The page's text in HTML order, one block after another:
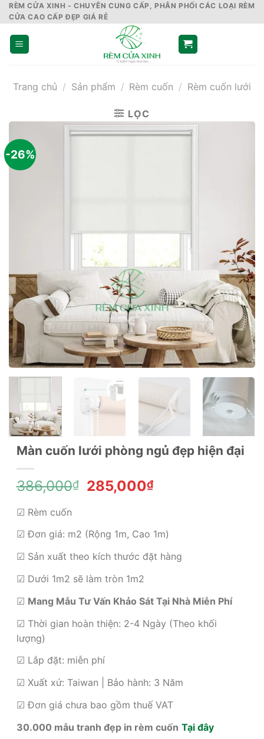
Skip
to
content
RÈM CỬA XINH - CHUYÊN CUNG CẤP, PHÂN PHỐI CÁC LOẠI RÈM
CỬA CAO CẤP ĐẸP GIÁ RẺ
Trang chủ / Sản phẩm / Rèm cuốn / Rèm cuốn lưới
LỌC
-26%
Màn cuốn lưới phòng ngủ đẹp hiện đại
386,000₫
Giá
386,000₫.
285,000₫Giá
là:
285,000₫.
☑ Rèm cuốn
☑ Đơn giá: m2 (Rộng 1m, Cao 1m)
☑ Sản xuất theo kích thước đặt hàng
☑ Dưới 1m2 sẽ làm tròn 1m2
☑ Mang Mẫu Tư Vấn Khảo Sát Tại Nhà Miễn Phí
☑ Thời gian hoàn thiện: 2-4 Ngày (Theo khối
lượng)
☑ Lắp đặt: miễn phí
☑ Xuất xứ: Taiwan | Bảo hành: 3 Năm
☑ Đơn giá chưa bao gồm thuế VAT
30.000 mẫu tranh đẹp in rèm cuốn Tại đây